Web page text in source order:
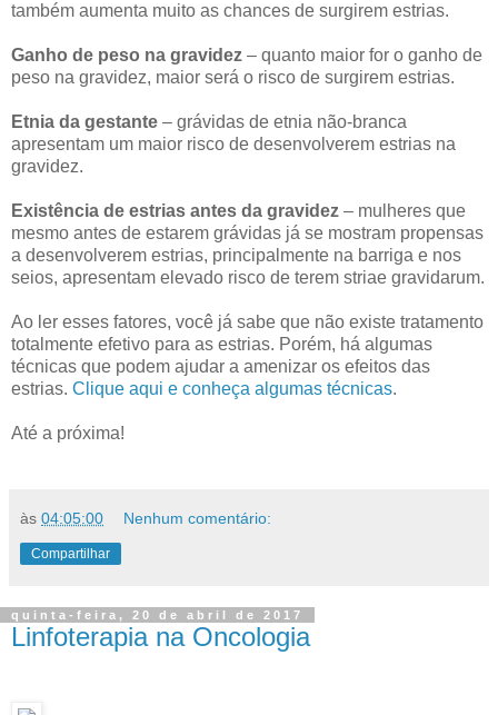
também aumenta muito as chances de surgirem estrias.
Ganho de peso na gravidez – quanto maior for o ganho de
peso na gravidez, maior será o risco de surgirem estrias.
Etnia da gestante – grávidas de etnia não-branca
apresentam um maior risco de desenvolverem estrias na
gravidez.
Existência de estrias antes da gravidez – mulheres que
mesmo antes de estarem grávidas já se mostram propensas
a desenvolverem estrias, principalmente na barriga e nos
seios, apresentam elevado risco de terem striae gravidarum.
Ao ler esses fatores, você já sabe que não existe tratamento
totalmente efetivo para as estrias. Porém, há algumas
técnicas que podem ajudar a amenizar os efeitos das
estrias. Clique aqui e conheça algumas técnicas.
Até a próxima!
às 04:05:00 Nenhum comentário:
Compartilhar
quinta-feira, 20 de abril de 2017
Linfoterapia na Oncologia